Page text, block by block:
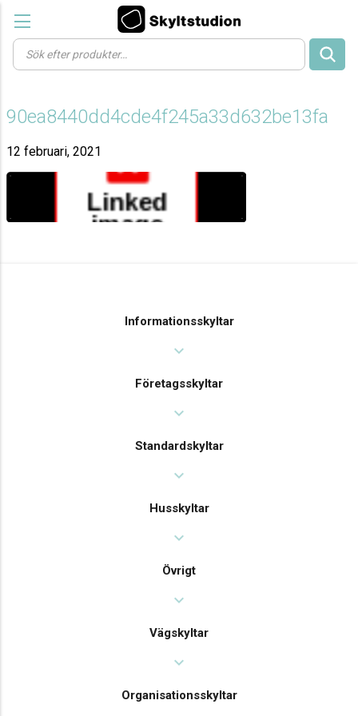
Products
search
90ea8440dd4cde4f245a33d632be13fa
12 februari, 2021
Informationsskyltar
expand_more
Företagsskyltar
expand_more
Standardskyltar
expand_more
Husskyltar
expand_more
Övrigt
expand_more
Vägskyltar
expand_more
Organisationsskyltar